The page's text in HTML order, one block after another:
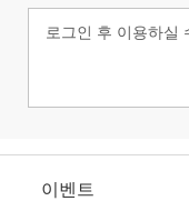
이벤트